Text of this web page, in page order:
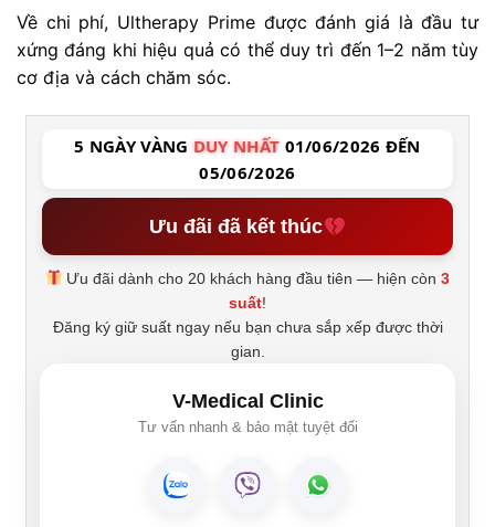
Về chi phí, Ultherapy Prime được đánh giá là đầu tư
xứng đáng khi hiệu quả có thể duy trì đến 1–2 năm tùy
cơ địa và cách chăm sóc.
5 NGÀY VÀNG DUY NHẤT 01/06/2026 ĐẾN
05/06/2026
Ưu đãi đã kết thúc
Ưu đãi dành cho 20 khách hàng đầu tiên — hiện còn3
suất!
Đăng ký giữ suất ngay nếu bạn chưa sắp xếp được thời
gian.
V-Medical Clinic
Tư vấn nhanh & bảo mật tuyệt đối